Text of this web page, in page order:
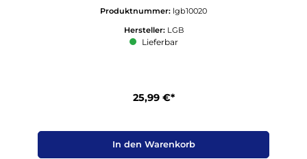
Produktnummer: lgb10020
Hersteller: LGB
Lieferbar
25,99 €*
In den Warenkorb